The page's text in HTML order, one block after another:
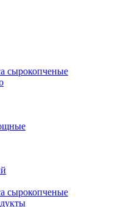
сырокопченые
сырокопченые